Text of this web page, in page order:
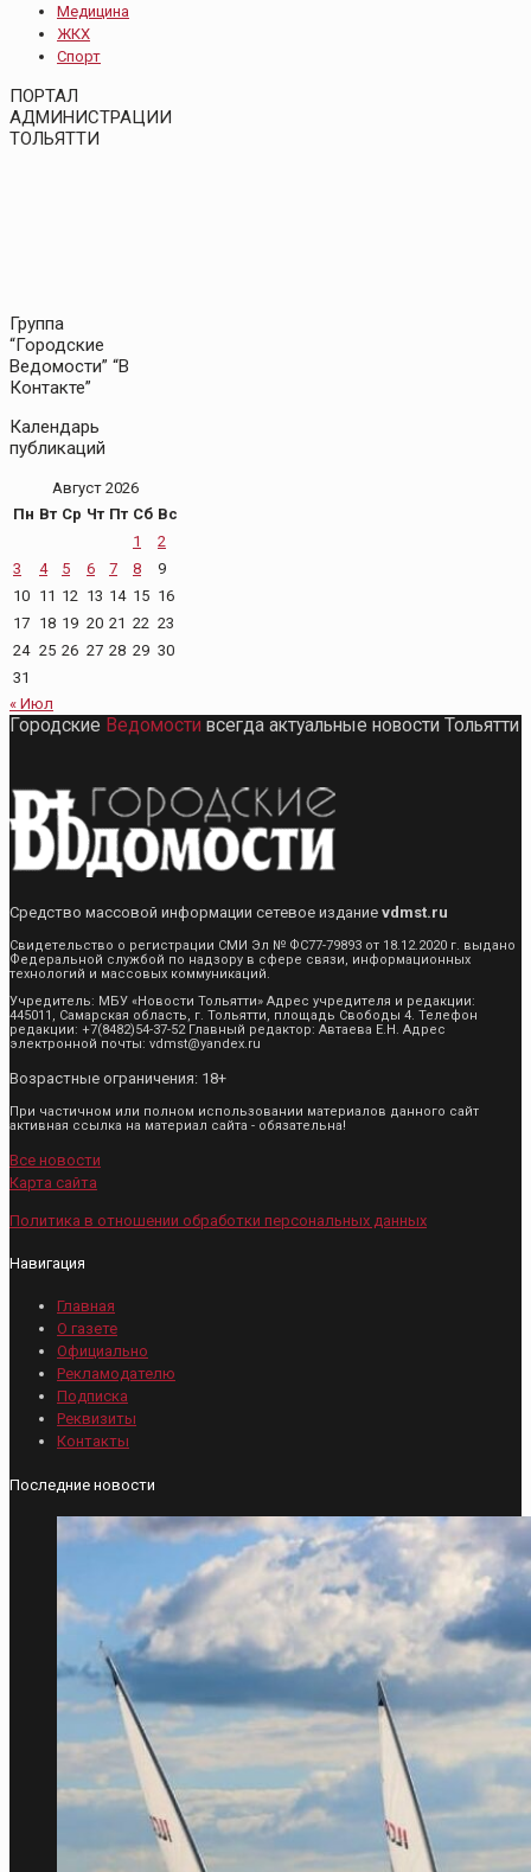
Медицина
ЖКХ
Спорт
ПОРТАЛ
АДМИНИСТРАЦИИ
ТОЛЬЯТТИ
Группа
“Городские
Ведомости” “В
Контакте”
Календарь
публикаций
Август 2026
Пн Вт Ср Чт Пт Сб Вс
1
2
3
4 5 6 7 8
9
10 11 12 13 14 15 16
17 18 19 20 21 22 23
24 25 26 27 28 29 30
31
« Июл
Городские Ведомости всегда актуальные новости Тольятти
Средство массовой информации сетевое издание vdmst.ru
Свидетельство о регистрации СМИ Эл № ФС77-79893 от 18.12.2020 г. выдано
Федеральной службой по надзору в сфере связи, информационных
технологий и массовых коммуникаций.
Учредитель: МБУ «Новости Тольятти» Адрес учредителя и редакции:
445011, Самарская область, г. Тольятти, площадь Свободы 4. Телефон
редакции: +7(8482)54-37-52 Главный редактор: Автаева Е.Н. Адрес
электронной почты: vdmst@yandex.ru
Возрастные ограничения: 18+
При частичном или полном использовании материалов данного сайт
активная ссылка на материал сайта - обязательна!
Все новости
Карта сайта
Политика в отношении обработки персональных данных
Навигация
Главная
О газете
Официально
Рекламодателю
Подписка
Реквизиты
Контакты
Последние новости